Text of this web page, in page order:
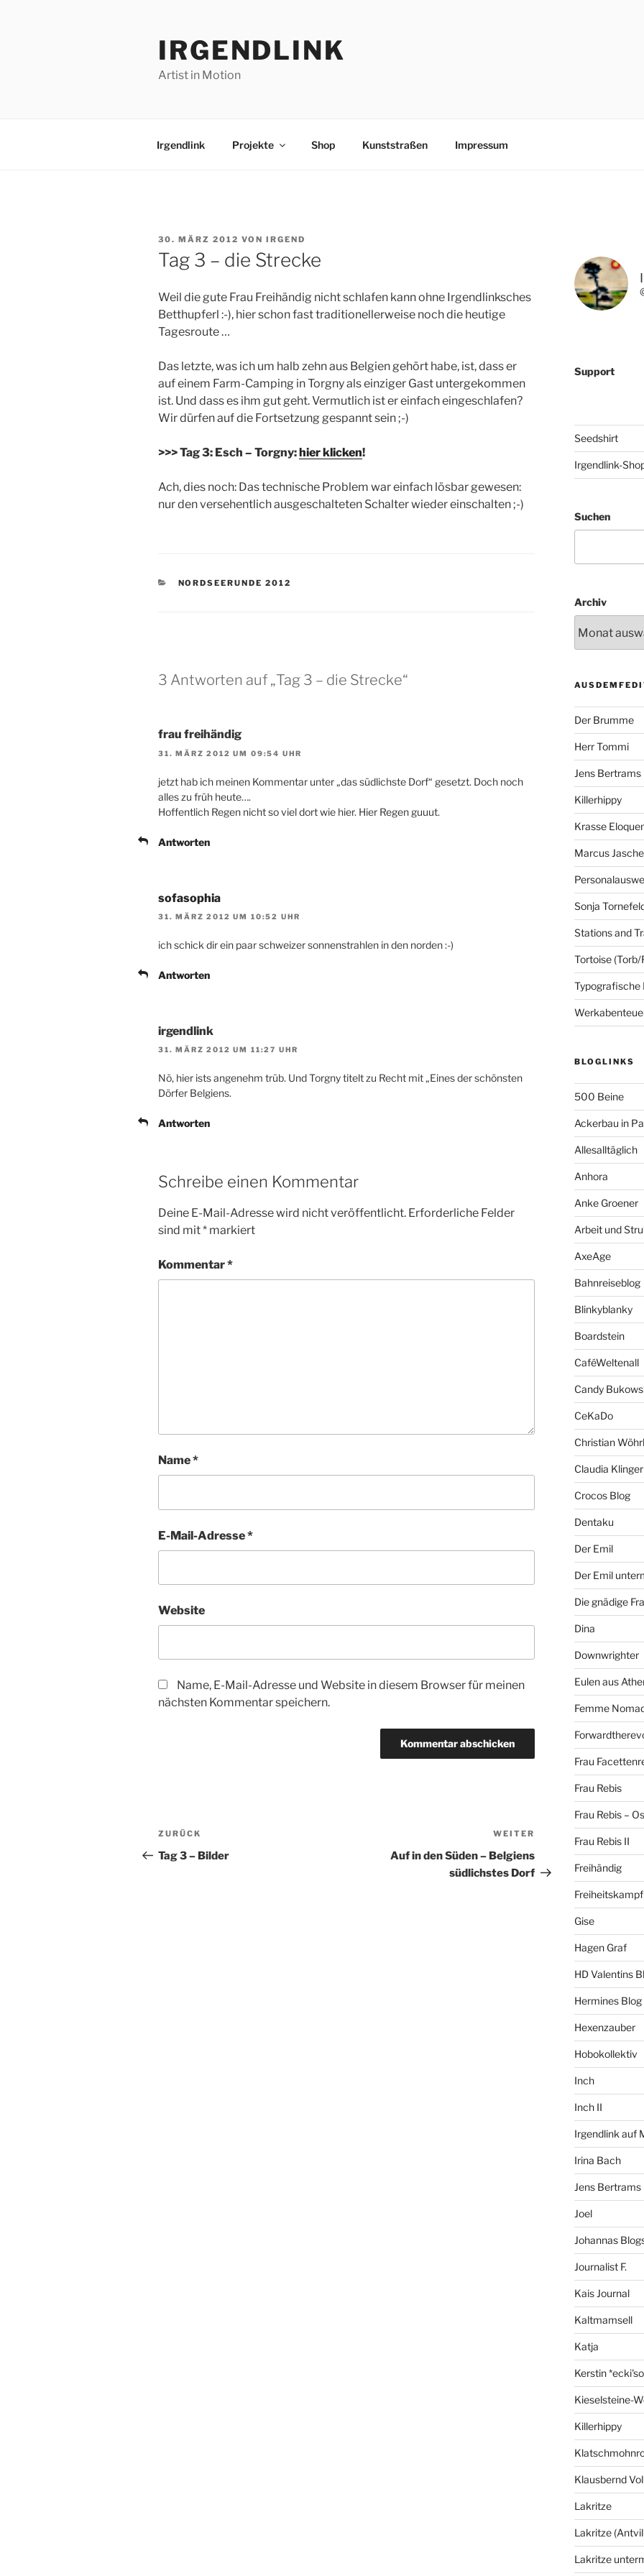
IRGENDLINK
Artist in Motion
Irgendlink Projekte Shop Kunststraßen Impressum
VERÖFFENTLICHT
AM
30. MÄRZ 2012 VON IRGEND
Tag 3 – die Strecke
Weil die gute Frau Freihändig nicht schlafen kann ohne Irgendlinksches
Betthupferl :-), hier schon fast traditionellerweise noch die heutige
Tagesroute …
Das letzte, was ich um halb zehn aus Belgien gehört habe, ist, dass er
auf einem Farm-Camping in Torgny als einziger Gast untergekommen
ist. Und dass es ihm gut geht. Vermutlich ist er einfach eingeschlafen?
Wir dürfen auf die Fortsetzung gespannt sein ;-)
>>> Tag 3: Esch – Torgny: hier klicken!
Ach, dies noch: Das technische Problem war einfach lösbar gewesen:
nur den versehentlich ausgeschalteten Schalter wieder einschalten ;-)
KATEGORIEN
NORDSEERUNDE 2012
3 Antworten auf „Tag 3 – die Strecke“
frau freihändig
31. MÄRZ 2012 UM 09:54 UHR
jetzt hab ich meinen Kommentar unter „das südlichste Dorf“ gesetzt. Doch noch
alles zu früh heute….
Hoffentlich Regen nicht so viel dort wie hier. Hier Regen guuut.
Antworten
sofasophia
31. MÄRZ 2012 UM 10:52 UHR
ich schick dir ein paar schweizer sonnenstrahlen in den norden :-)
Antworten
irgendlink
31. MÄRZ 2012 UM 11:27 UHR
Nö, hier ists angenehm trüb. Und Torgny titelt zu Recht mit „Eines der schönsten
Dörfer Belgiens.
Antworten
Schreibe einen Kommentar
Deine E-Mail-Adresse wird nicht veröffentlicht. Erforderliche Felder
sind mit* markiert
Kommentar*
Name*
E-Mail-Adresse*
Website
Name, E-Mail-Adresse und Website in diesem Browser für meinen
nächsten Kommentar speichern.
Beitragsnavigation
Vorheriger
Beitrag
ZURÜCK
Tag 3 – Bilder
Nächster
Beitrag
WEITER
Auf in den Süden – Belgiens
südlichstes Dorf
Support
Seedshirt
Irgendlink-
Suchen
Archiv
Der Brumme
Herr Tommi
Jens Bertrams
Killerhippy
Krasse
Marcus
Sonja
Stations and
Tortoise (Torb/
Typografische
BLOGLINKS
500 Beine
Ackerbau in
Allesalltäglich
Anhora
Anke Groener
Arbeit und
AxeAge
Bahnreiseblog
Blinkyblanky
Boardstein
CaféWeltenall
Candy
CeKaDo
Christian Wöhrl
Claudia Klinger
Crocos Blog
Dentaku
Der Emil
Der Emil
Die gnädige
Dina
Downwrighter
Eulen aus
Femme
Frau
Frau Rebis
Frau Rebis –
Frau Rebis II
Freihändig
Freiheitskampf
Gise
Hagen Graf
HD Valentins
Hermines Blog
Hexenzauber
Hobokollektiv
Inch
Inch II
Irgendlink auf
Irina Bach
Jens Bertrams
Joel
Johannas
Journalist F.
Kais Journal
Kaltmamsell
Katja
Kerstin
Kieselsteine-
Killerhippy
Klausbernd
Lakritze
Lakritze
Lakritze